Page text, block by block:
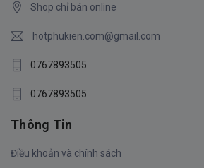
Shop chỉ bán online
hotphukien.com@gmail.com
0767893505
0767893505
Thông Tin
Điều khoản và chính sách